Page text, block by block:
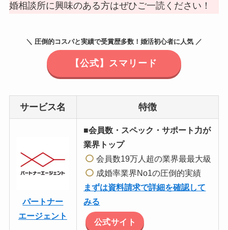
婚相談所に興味のある方はぜひご一読ください！
＼ 圧倒的コスパと実績で受賞歴多数！婚活初心者に人気 ／
【公式】スマリード
サービス名 特徴
パートナー
エージェント
■会員数・スペック・サポート力が
業界トップ
会員数19万人超の業界最最大級
成婚率業界No1の圧倒的実績
まずは資料請求で詳細を確認して
みる
公式サイト